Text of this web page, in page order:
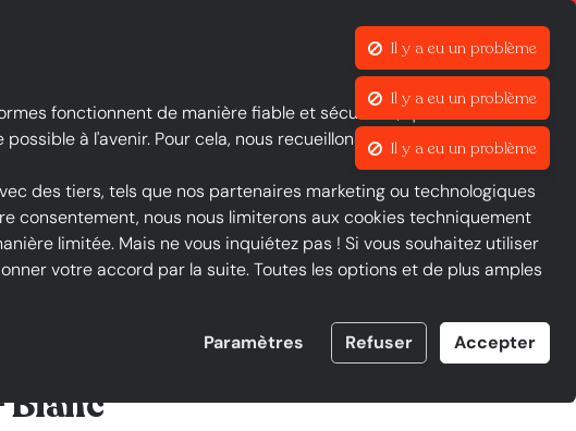
fonctionnent de manière fiable et sécurisée, que nous suivons
à l'avenir. Pour cela, nous recueillons des données sur nos
des tiers, tels que nos partenaires marketing ou technologiques
consentement, nous nous limiterons aux cookies techniquement
limitée. Mais ne vous inquiétez pas ! Si vous souhaitez utiliser
votre accord par la suite. Toutes les options et de plus amples
Paramètres Refuser Accepter
Liste de favoris
- Baskets & Sneakers - 525
Blanc